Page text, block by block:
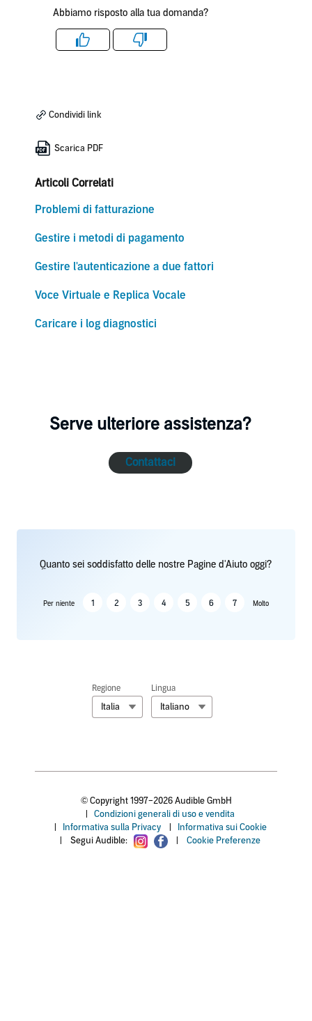
Abbiamo risposto alla tua domanda?
Like Dislike
Condividi link
Scarica PDF
Articoli Correlati
Problemi di fatturazione
Gestire i metodi di pagamento
Gestire l'autenticazione a due fattori
Voce Virtuale e Replica Vocale
Caricare i log diagnostici
Serve ulteriore assistenza?
Contattaci
Quanto sei soddisfatto delle nostre Pagine d'Aiuto oggi?
Per niente 1 2 3 4 5 6 7 Molto
Regione
Italia
Lingua
Italiano
© Copyright 1997–2026 Audible GmbH
Condizioni generali di uso e vendita
Informativa sulla Privacy|
Informativa sui Cookie
Segui Audible: Cookie Preferenze